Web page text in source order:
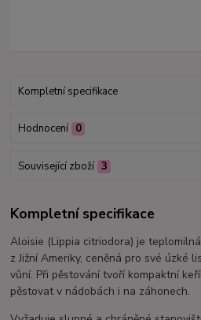
Kompletní specifikace
Hodnocení 0
Související zboží 3
Kompletní specifikace
Aloisie (Lippia citriodora) je
z Jižní Ameriky, ceněná pro své úzké
vůní. Při pěstování tvoří kompaktní
pěstovat v nádobách i na záhonech.